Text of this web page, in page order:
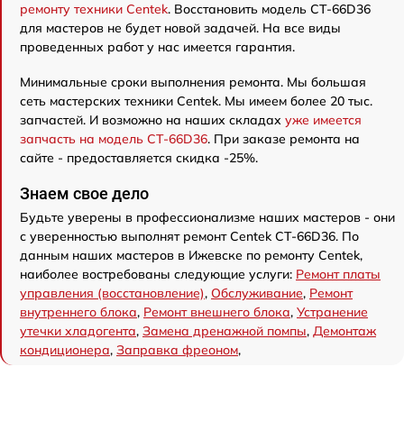
ремонту техники Centek. Восстановить модель CT-66D36
для мастеров не будет новой задачей. На все виды
проведенных работ у нас имеется гарантия.
Минимальные сроки выполнения ремонта. Мы большая
сеть мастерских техники Centek. Мы имеем более 20 тыс.
запчастей. И возможно на наших складах уже имеется
запчасть на модель CT-66D36. При заказе ремонта на
сайте - предоставляется скидка -25%.
Знаем свое дело
Будьте уверены в профессионализме наших мастеров - они
с уверенностью выполнят ремонт Centek CT-66D36. По
данным наших мастеров в Ижевске по ремонту Centek,
наиболее востребованы следующие услуги: Ремонт платы
управления (восстановление), Обслуживание, Ремонт
внутреннего блока, Ремонт внешнего блока, Устранение
утечки хладогента, Замена дренажной помпы, Демонтаж
кондиционера, Заправка фреоном,